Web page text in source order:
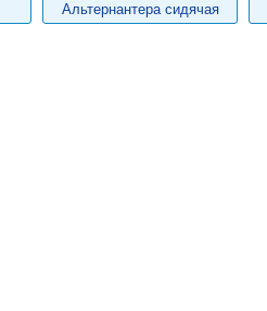
Альтернантера сидячая